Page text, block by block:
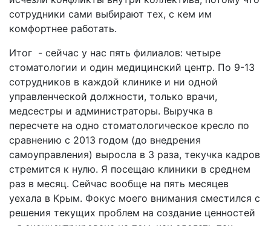
сотрудники сами выбирают тех, с кем им
комфортнее работать.
Итог - сейчас у нас пять филиалов: четыре
стоматологии и один медицинский центр. По 9-13
сотрудников в каждой клинике и ни одной
управленческой должности, только врачи,
медсестры и администраторы. Выручка в
пересчете на одно стоматологическое кресло по
сравнению с 2013 годом (до внедрения
самоуправления) выросла в 3 раза, текучка кадров
стремится к нулю. Я посещаю клиники в среднем
раз в месяц. Сейчас вообще на пять месяцев
уехала в Крым. Фокус моего внимания сместился с
решения текущих проблем на создание ценностей